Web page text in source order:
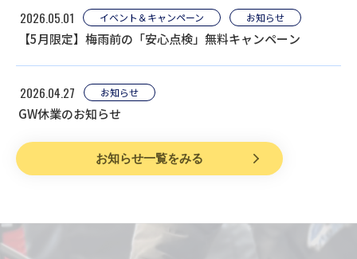
2026.05.01 イベント＆キャンペーン お知らせ
【5月限定】梅雨前の「安心点検」無料キャンペーン
2026.04.27 お知らせ
GW休業のお知らせ
お知らせ一覧をみる